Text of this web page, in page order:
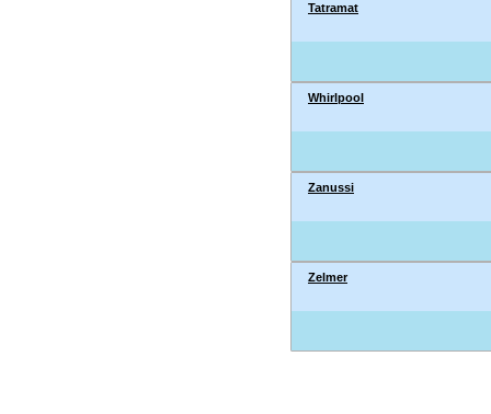
Tatramat
Whirlpool
Zanussi
Zelmer